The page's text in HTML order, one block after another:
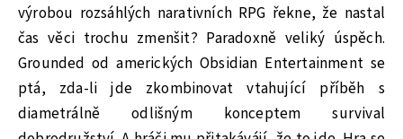
výrobou rozsáhlých narativních RPG řekne, že nastal
čas věci trochu zmenšit? Paradoxně veliký úspěch.
Grounded od amerických Obsidian Entertainment se
ptá, zda-li jde zkombinovat vtahující příběh s
diametrálně odlišným konceptem survival